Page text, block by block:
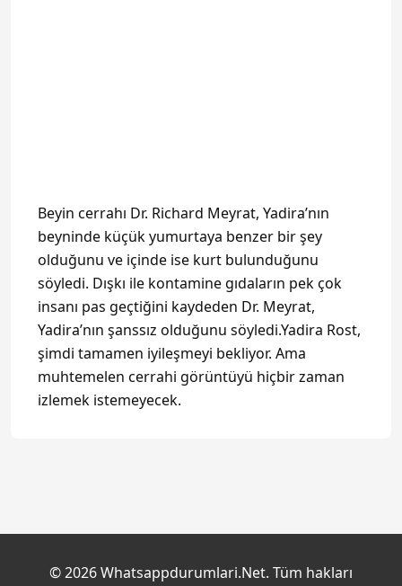
Beyin cerrahı Dr. Richard Meyrat, Yadira’nın
beyninde küçük yumurtaya benzer bir şey
olduğunu ve içinde ise kurt bulunduğunu
söyledi. Dışkı ile kontamine gıdaların pek çok
insanı pas geçtiğini kaydeden Dr. Meyrat,
Yadira’nın şanssız olduğunu söyledi.Yadira Rost,
şimdi tamamen iyileşmeyi bekliyor. Ama
muhtemelen cerrahi görüntüyü hiçbir zaman
izlemek istemeyecek.
© 2026 Whatsappdurumlari.Net. Tüm hakları